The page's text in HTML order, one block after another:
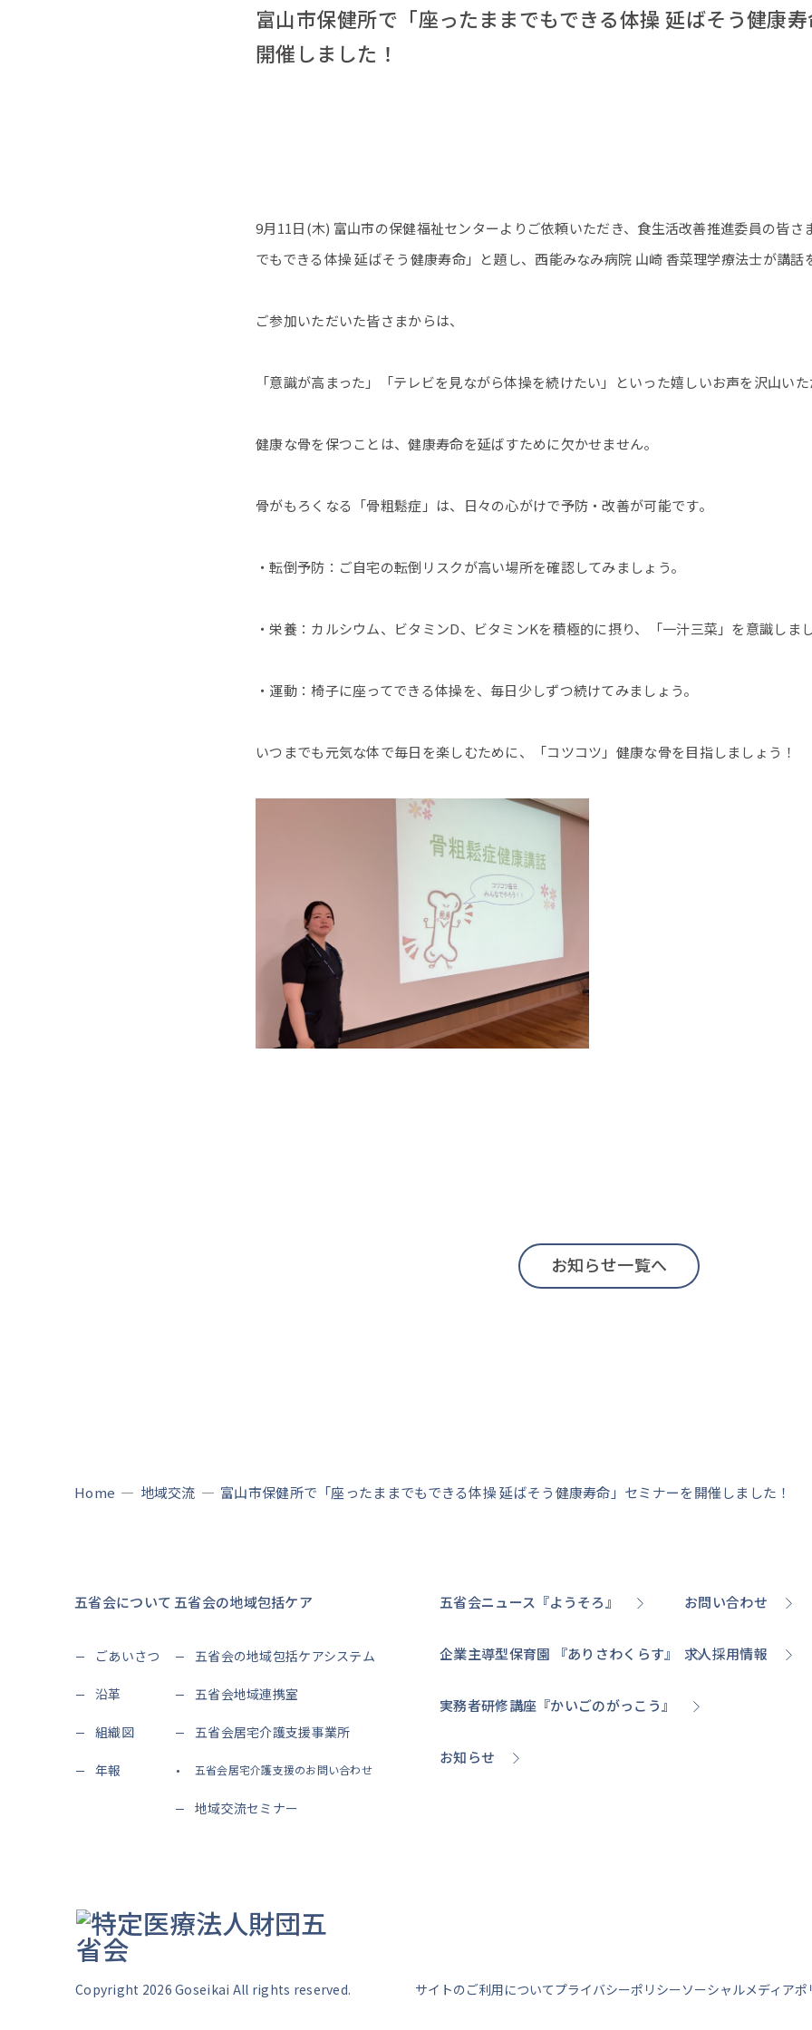
富山市保健所で「座ったままでもできる体操 延ばそう健康
開催しました！
9月11日(木) 富山市の保健福祉センターよりご依頼いただき、食生活改善推進委員の皆さ
でもできる体操 延ばそう健康寿命」と題し、西能みなみ病院 山崎 香菜理学療法士が講話
ご参加いただいた皆さまからは、
「意識が高まった」「テレビを見ながら体操を続けたい」といった嬉しいお声を沢山い
健康な骨を保つことは、健康寿命を延ばすために欠かせません。
骨がもろくなる「骨粗鬆症」は、日々の心がけで予防・改善が可能です。
・転倒予防：ご自宅の転倒リスクが高い場所を確認してみましょう。
・栄養：カルシウム、ビタミンD、ビタミンKを積極的に摂り、「一汁三菜」を意識しま
・運動：椅子に座ってできる体操を、毎日少しずつ続けてみましょう。
いつまでも元気な体で毎日を楽しむために、「コツコツ」健康な骨を目指しましょう！
お知らせ一覧へ
Home — 地域交流 — 富山市保健所で「座ったままでもできる体操 延ばそう健康寿命」セミナーを開催しました！
五省会について
ごあいさつ
沿革
組織図
年報
五省会の地域包括ケア
五省会の地域包括ケアシステム
五省会地域連携室
五省会居宅介護支援事業所
五省会居宅介護支援のお問い合わせ
地域交流セミナー
五省会ニュース『ようそろ』
企業主導型保育園 『ありさわくらす』
実務者研修講座 『かいごのがっこう』
お知らせ
お問い合わせ
求人採用情報
サイトのご利用についてプライバシーポリシーソーシャルメディアポ
Copyright 2026 Goseikai All rights reserved.